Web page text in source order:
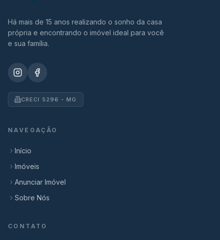
Há mais de 15 anos realizando o sonho da casa
própria e encontrando o imóvel ideal para você
e sua família.
CRECI 5296 - MG
NAVEGAÇÃO
Início
Imóveis
Anunciar Imóvel
Sobre Nós
CONTATO